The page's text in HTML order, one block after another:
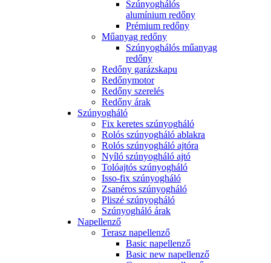
Szúnyoghálós
alumínium redőny
Prémium redőny
Műanyag redőny
Szúnyoghálós műanyag
redőny
Redőny garázskapu
Redőnymotor
Redőny szerelés
Redőny árak
Szúnyogháló
Fix keretes szúnyogháló
Rolós szúnyogháló ablakra
Rolós szúnyogháló ajtóra
Nyíló szúnyogháló ajtó
Tolóajtós szúnyogháló
Isso-fix szúnyogháló
Zsanéros szúnyogháló
Pliszé szúnyogháló
Szúnyogháló árak
Napellenző
Terasz napellenző
Basic napellenző
Basic new napellenző